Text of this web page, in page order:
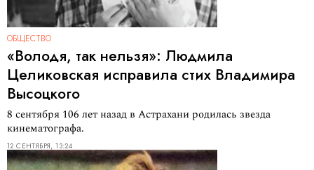
ОБЩЕСТВО
«Володя, так нельзя»: Людмила
Целиковская исправила стих Владимира
Высоцкого
8 сентября 106 лет назад в Астрахани родилась звезда
кинематографа.
12 СЕНТЯБРЯ, 13:24